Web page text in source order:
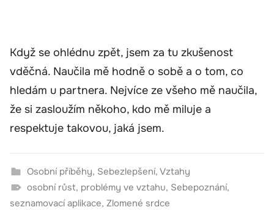
Když se ohlédnu zpět, jsem za tu zkušenost
vděčná. Naučila mě hodně o sobě a o tom, co
hledám u partnera. Nejvíce ze všeho mě naučila,
že si zasloužím někoho, kdo mě miluje a
respektuje takovou, jaká jsem.
Osobní příběhy, Sebezlepšení, Vztahy
osobní růst, problémy ve vztahu, Sebepoznání,
seznamovací aplikace, Zlomené srdce